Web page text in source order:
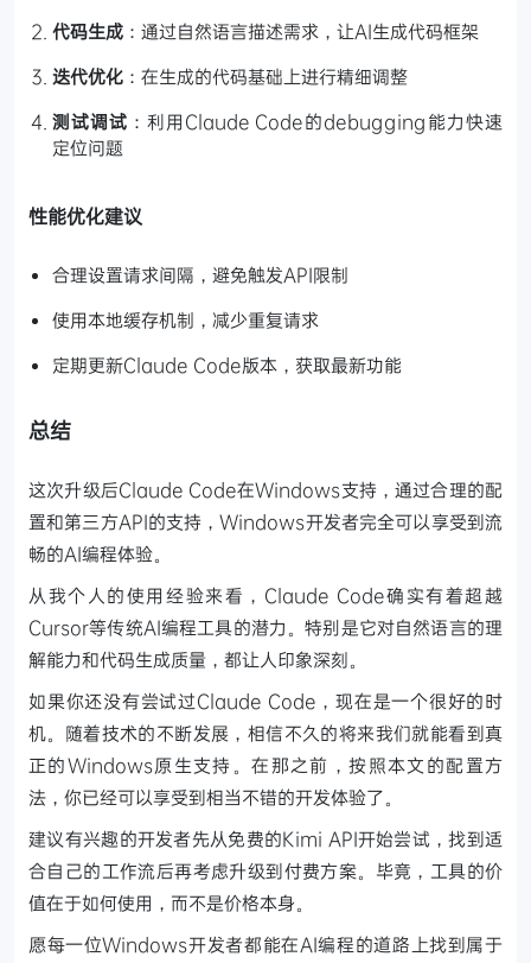
代码生成 ：通过自然语言描述需求，让AI生成代码框架
迭代优化 ：在生成的代码基础上进行精细调整
测试调试 ：利用Claude Code的debugging能力快速
定位问题
性能优化建议
合理设置请求间隔，避免触发API限制
使用本地缓存机制，减少重复请求
定期更新Claude Code版本，获取最新功能
总结
这次升级后Claude Code在Windows支持，通过合理的配
置和第三方API的支持，Windows开发者完全可以享受到流
畅的AI编程体验。
从我个人的使用经验来看，Claude Code确实有着超越
Cursor等传统AI编程工具的潜力。特别是它对自然语言的理
解能力和代码生成质量，都让人印象深刻。
如果你还没有尝试过Claude Code，现在是一个很好的时
机。随着技术的不断发展，相信不久的将来我们就能看到真
正的Windows原生支持。在那之前，按照本文的配置方
法，你已经可以享受到相当不错的开发体验了。
建议有兴趣的开发者先从免费的Kimi API开始尝试，找到适
合自己的工作流后再考虑升级到付费方案。毕竟，工具的价
值在于如何使用，而不是价格本身。
愿每一位Windows开发者都能在AI编程的道路上找到属于